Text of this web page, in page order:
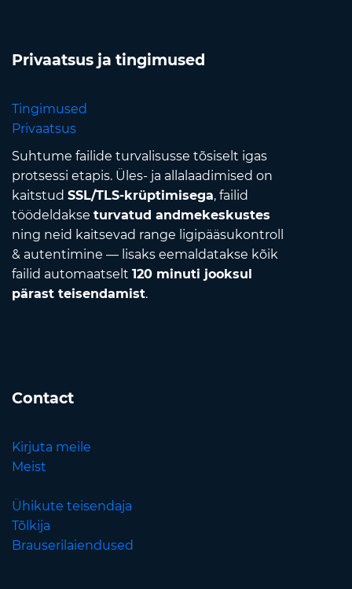
Privaatsus ja tingimused
Tingimused
Privaatsus
Suhtume failide turvalisusse tõsiselt igas
protsessi etapis. Üles- ja allalaadimised on
kaitstud SSL/TLS-krüptimisega, failid
töödeldakse turvatud andmekeskustes
ning neid kaitsevad range ligipääsukontroll
& autentimine — lisaks eemaldatakse kõik
failid automaatselt 120 minuti jooksul
pärast teisendamist.
Contact
Kirjuta meile
Meist
Ühikute teisendaja
Tõlkija
Brauserilaiendused